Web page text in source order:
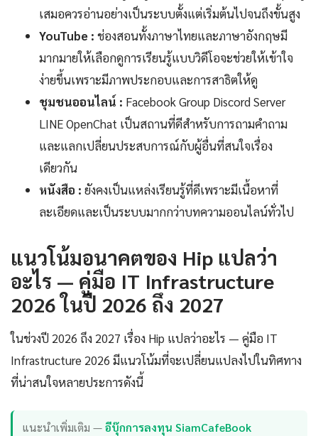
เสมอควรอ่านอย่างเป็นระบบตั้งแต่เริ่มต้นไปจนถึงขั้นสูง
YouTube : ช่องสอนทั้งภาษาไทยและภาษาอังกฤษมี
มากมายให้เลือกดูการเรียนรู้แบบวิดีโอจะช่วยให้เข้าใจ
ง่ายขึ้นเพราะมีภาพประกอบและการสาธิตให้ดู
ชุมชนออนไลน์ : Facebook Group Discord Server
LINE OpenChat เป็นสถานที่ดีสำหรับการถามคำถาม
และแลกเปลี่ยนประสบการณ์กับผู้อื่นที่สนใจเรื่อง
เดียวกัน
หนังสือ : ยังคงเป็นแหล่งเรียนรู้ที่ดีเพราะมีเนื้อหาที่
ละเอียดและเป็นระบบมากกว่าบทความออนไลน์ทั่วไป
แนวโน้มอนาคตของ Hip แปลว่า
อะไร — คู่มือ IT Infrastructure
2026 ในปี 2026 ถึง 2027
ในช่วงปี 2026 ถึง 2027 เรื่อง Hip แปลว่าอะไร — คู่มือ IT
Infrastructure 2026 มีแนวโน้มที่จะเปลี่ยนแปลงไปในทิศทาง
ที่น่าสนใจหลายประการดังนี้
แนะนำเพิ่มเติม —อีบุ๊กการลงทุน SiamCafeBook